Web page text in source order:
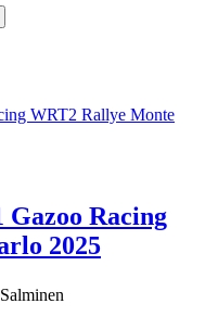
Gazoo Racing
2025